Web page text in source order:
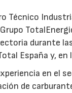
Técnico
durante
España y,
en el
de